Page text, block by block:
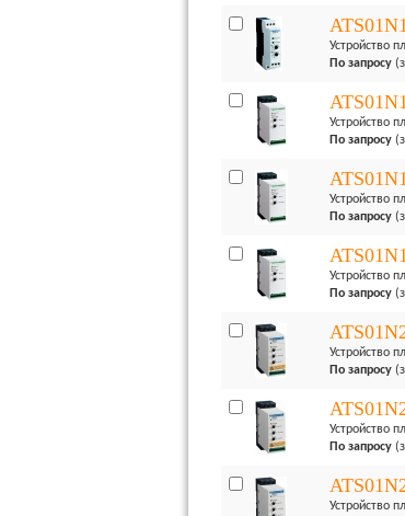
Устройство
По запросу
Устройство
По запросу
Устройство
По запросу
Устройство
По запросу
Устройство
По запросу
Устройство
По запросу
Устройство